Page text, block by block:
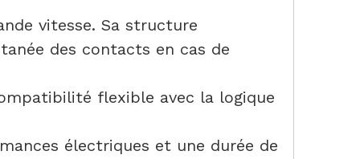
vitesse. Sa structure
des contacts en cas de
flexible avec la logique
électriques et une durée de